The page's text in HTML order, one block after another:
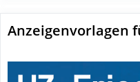
Anzeigenvorlagen